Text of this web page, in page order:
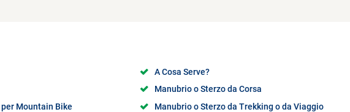
A Cosa Serve?
Manubrio o Sterzo da Corsa
Mountain Bike
Manubrio o Sterzo da Trekking o da Viaggio